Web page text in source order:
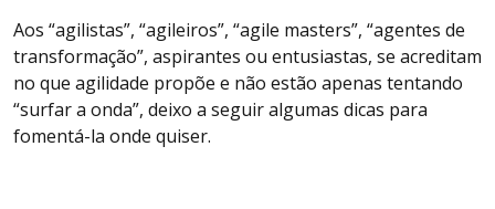
Aos “agilistas”, “agileiros”, “agile masters”, “agentes de
transformação”, aspirantes ou entusiastas, se acreditam
no que agilidade propõe e não estão apenas tentando
“surfar a onda”, deixo a seguir algumas dicas para
fomentá-la onde quiser.